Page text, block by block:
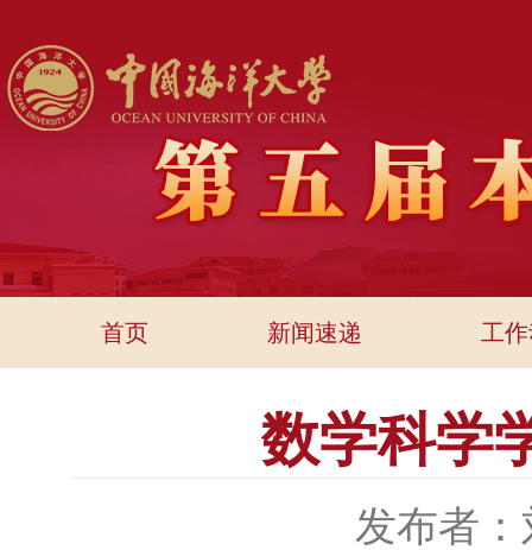
首页 新闻速递 工
数学科学
发布者：